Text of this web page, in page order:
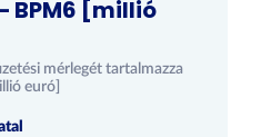
BPM6 [millió
mérlegét tartalmazza
euró]